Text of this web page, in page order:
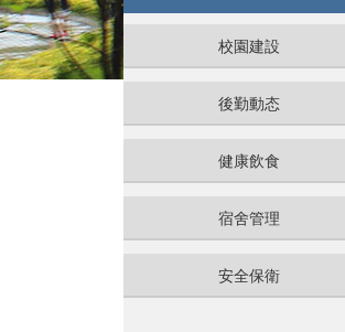
校園建設
後勤動态
健康飲食
宿舍管理
安全保衛